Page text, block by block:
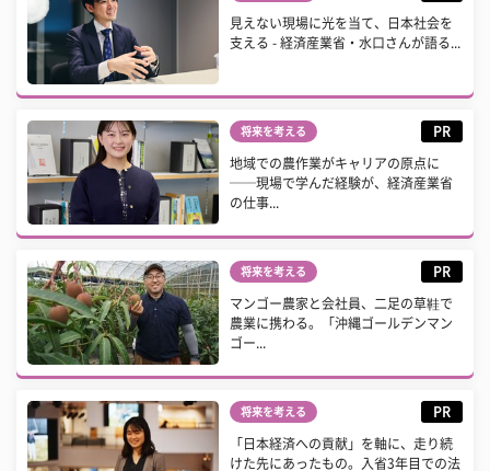
見えない現場に光を当て、日本社会を
支える - 経済産業省・水口さんが語る...
将来を考える PR
地域での農作業がキャリアの原点に
──現場で学んだ経験が、経済産業省
の仕事...
将来を考える PR
マンゴー農家と会社員、二足の草鞋で
農業に携わる。「沖縄ゴールデンマン
ゴー...
将来を考える PR
「日本経済への貢献」を軸に、走り続
けた先にあったもの。入省3年目での法